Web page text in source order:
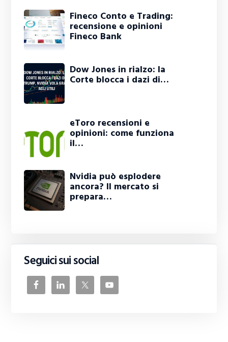
Fineco Conto e Trading:
recensione e opinioni
Fineco Bank
Dow Jones in rialzo: la
Corte blocca i dazi di…
eToro recensioni e
opinioni: come funziona
il…
Nvidia può esplodere
ancora? Il mercato si
prepara…
Seguici sui social